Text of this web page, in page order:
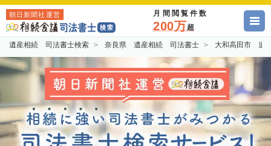
朝日新聞社運営 月間閲覧件数
200万超
遺産相続 司法書士検索 奈良県 遺産相続 司法書士 大和高田市 遺